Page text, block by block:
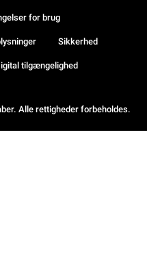
Alle rettigheder forbeholdes.
for brug
Sikkerhed
tilgængelighed